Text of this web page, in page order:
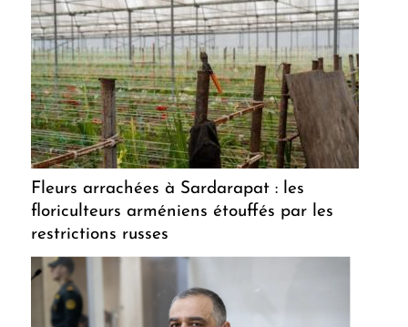
Fleurs arrachées à Sardarapat : les
floriculteurs arméniens étouffés par les
restrictions russes